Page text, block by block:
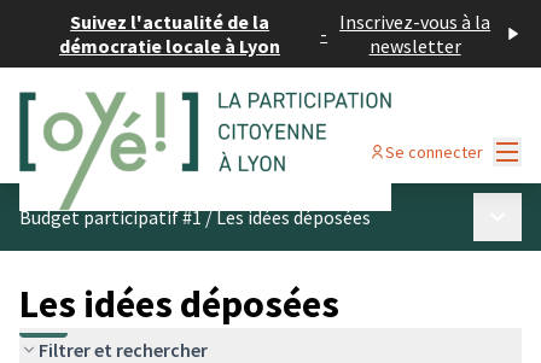
Suivez l'actualité de la
démocratie locale à Lyon
- Inscrivez-vous à la
newsletter
Se connecter
Budget participatif #1/Les idées déposées
Les idées déposées
Filtrer et rechercher